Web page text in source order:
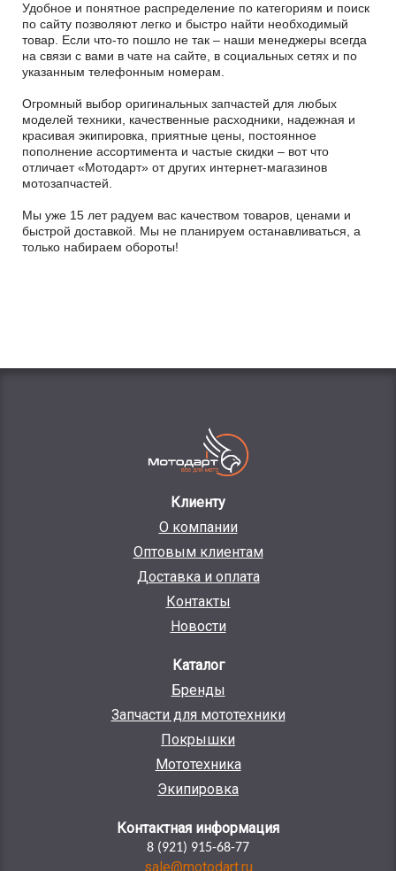
Удобное и понятное распределение по категориям и поиск
по сайту позволяют легко и быстро найти необходимый
товар. Если что-то пошло не так – наши менеджеры всегда
на связи с вами в чате на сайте, в социальных сетях и по
указанным телефонным номерам.
Огромный выбор оригинальных запчастей для любых
моделей техники, качественные расходники, надежная и
красивая экипировка, приятные цены, постоянное
пополнение ассортимента и частые скидки – вот что
отличает «Мотодарт» от других интернет-магазинов
мотозапчастей.
Мы уже 15 лет радуем вас качеством товаров, ценами и
быстрой доставкой. Мы не планируем останавливаться, а
только набираем обороты!
Клиенту
О компании
Оптовым клиентам
Доставка и оплата
Контакты
Новости
Каталог
Бренды
Запчасти для мототехники
Покрышки
Мототехника
Экипировка
Контактная информация
8 (921) 915-68-77
sale@motodart.ru